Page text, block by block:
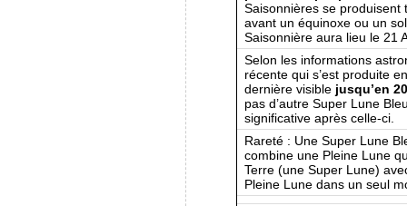
Saisonnières se produisent
avant un équinoxe ou un
Saisonnière aura lieu le 21
Selon les informations
récente qui s’est produite
dernière visible jusqu’en
pas d’autre Super Lune
significative après celle-ci.
Rareté : Une Super Lune
combine une Pleine Lune
Terre (une Super Lune)
Pleine Lune dans un seul